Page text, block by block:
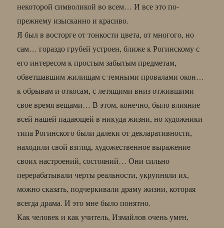
некоторой символикой во всем… И все это по-
прежнему изысканно и красиво.
Я был в восторге от тонкости цвета, от многого, но
сам… гораздо грубей устроен, ближе к Рогинскому с
его интересом к простым забытым предметам,
обветшавшим жилищам с темными провалами окон…
к обрывам и откосам, с летящими вниз отжившими
свое время вещами… В этом, конечно, было влияние
всей нашей падающей в никуда жизни, но художники
типа Рогинского были далеки от декларативности,
находили свой взгляд, художественное выражение
своих настроений, состояний… Они сильно
перерабатывали черты реальности, укрупняли их,
можно сказать, подчеркивали драму жизни, которая
всегда драма. И это мне было понятно.
Как человек и как учитель, Измайлов очень умен,